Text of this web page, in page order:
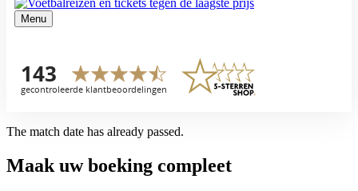
Menu
La Liga
Serie A
Contact
The match date has already passed.
Maak uw boeking compleet